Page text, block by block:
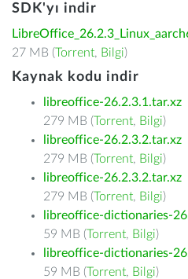
SDK'yı indir
27 MB (Torrent, Bilgi)
Kaynak kodu indir
libreoffice-26.2.3.1.tar.xz
279 MB (Torrent, Bilgi)
libreoffice-26.2.3.2.tar.xz
279 MB (Torrent, Bilgi)
libreoffice-26.2.3.2.tar.xz
279 MB (Torrent, Bilgi)
libreoffice-dictionaries-
59 MB (Torrent, Bilgi)
libreoffice-dictionaries-
59 MB (Torrent, Bilgi)